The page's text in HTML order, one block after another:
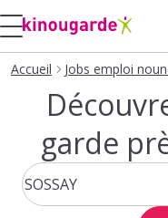
Accueil Jobs emploi
garde